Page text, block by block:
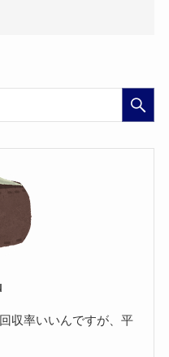
収率いいんですが、平